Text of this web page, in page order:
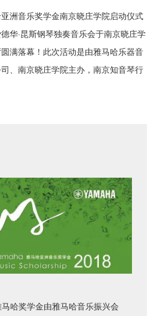
洲音乐奖学金南京晓庄学院启动仪式
华·昆斯钢琴独奏音乐会于南京晓庄学
满落幕！此次活动是由雅马哈乐器音
、南京晓庄学院主办，南京知音琴行
哈奖学金由雅马哈音乐振兴会